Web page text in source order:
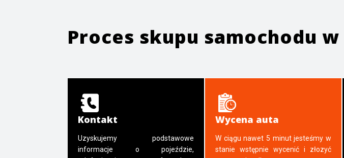
Proces skupu samochodu w
Kontakt
Uzyskujemy podstawowe
informacje o pojeździe,
Wycena auta
W ciągu nawet 5 minut jesteśmy w
stanie wstępnie wycenić i złozyć